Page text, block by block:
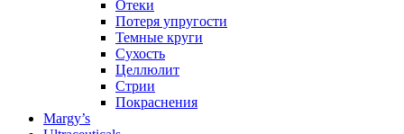
Отеки
Потеря упругости
Темные круги
Сухость
Целлюлит
Стрии
Покраснения
Margy’s